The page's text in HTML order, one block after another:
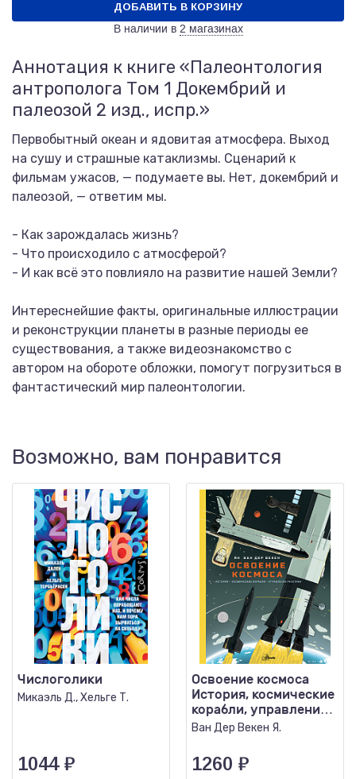
ДОБАВИТЬ В КОРЗИНУ
В наличии в 2 магазинах
Аннотация к книге «Палеонтология
антрополога Том 1 Докембрий и
палеозой 2 изд., испр.»
Первобытный океан и ядовитая атмосфера. Выход
на сушу и страшные катаклизмы. Сценарий к
фильмам ужасов, — подумаете вы. Нет, докембрий и
палеозой, — ответим мы.
- Как зарождалась жизнь?
- Что происходило с атмосферой?
- И как всё это повлияло на развитие нашей Земли?
Интереснейшие факты, оригинальные иллюстрации
и реконструкции планеты в разные периоды ее
существования, а также видеознакомство с
автором на обороте обложки, помогут погрузиться в
фантастический мир палеонтологии.
Возможно, вам понравится
Числоголики
Микаэль Д., Хельге Т.
1044 ₽
Освоение космоса
История, космические
корабли, управление
ракетами
Ван Дер Векен Я.
1260 ₽